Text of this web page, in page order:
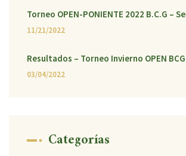
Torneo OPEN-PONIENTE 2022 B.C.G –
11/21/2022
Resultados – Torneo Invierno OPEN BCG
03/04/2022
Categorías